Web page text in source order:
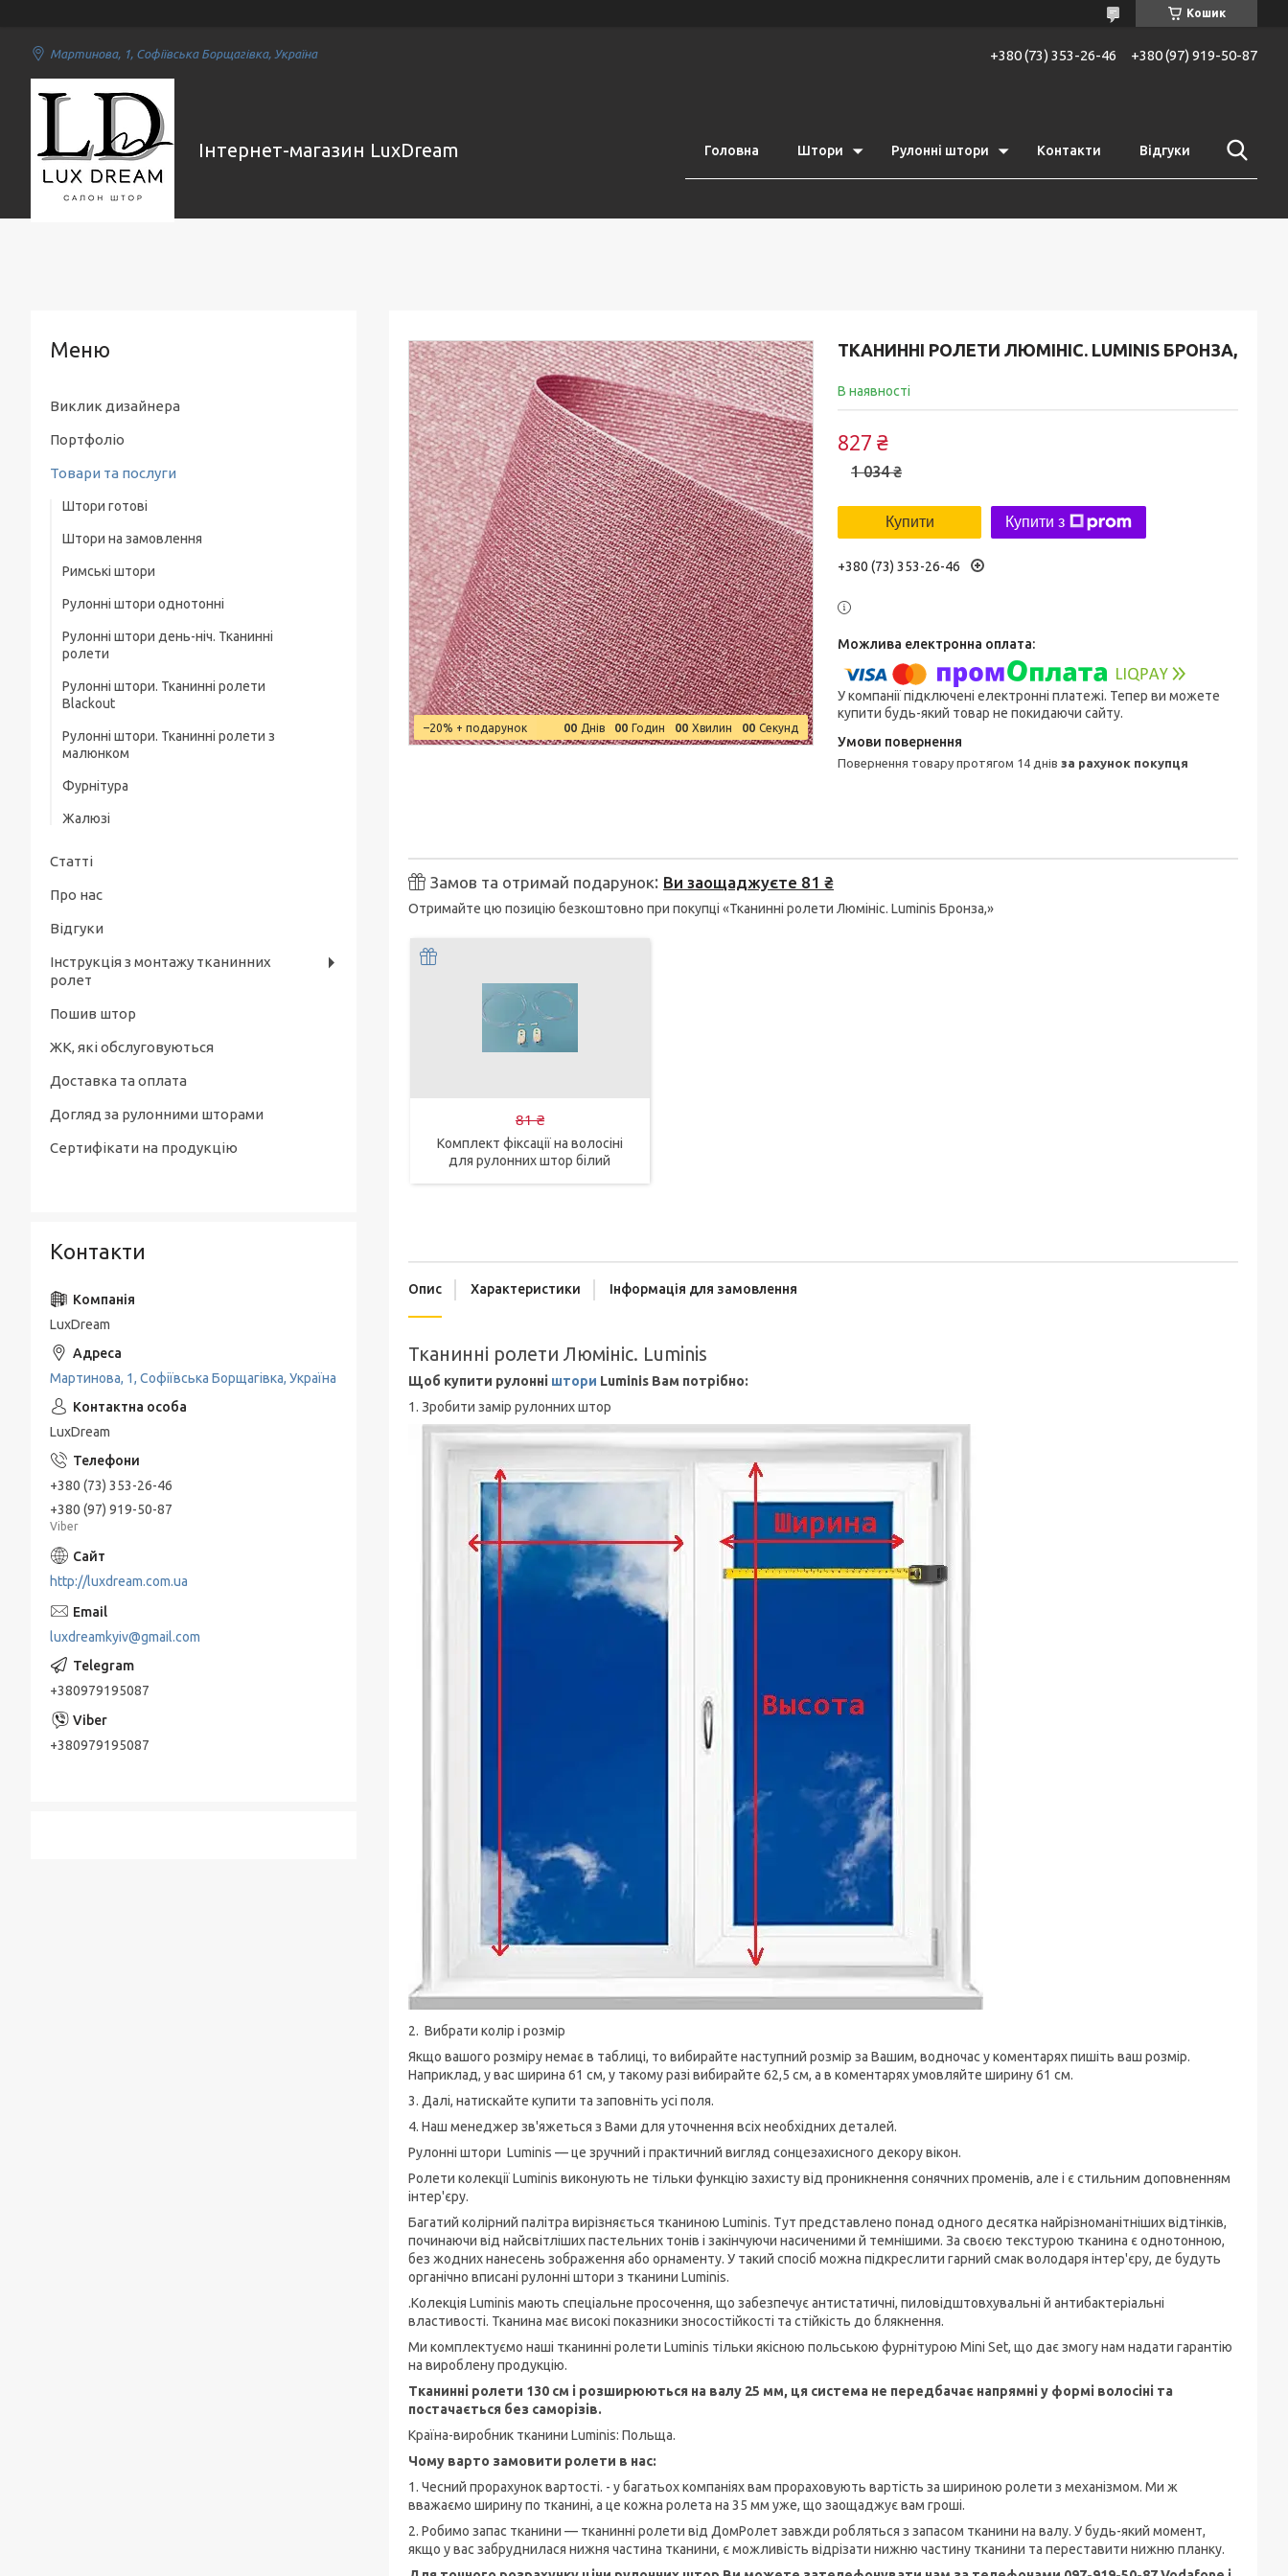
Кошик
Мартинова, 1, Софіївська Борщагівка, Україна +380 (73) 353-26-46 +380 (97) 919-50-87
Інтернет-магазин LuxDream Головна Штори Рулонні штори Контакти Відгуки
ТКАНИННІ РОЛЕТИ ЛЮМІНІС. LUMINIS БРОНЗА,
В наявності
1 034 ₴
827 ₴
Купити Купити з
+380 (73) 353-26-46
У компанії підключені електронні платежі. Тепер ви можете
купити будь-який товар не покидаючи сайту.
повернення товару протягом 14 днів за рахунок покупця
–20% 00 Днів 00 Годин 00 Хвилин 00 Секунд
Замов та отримай подарунок Ви заощаджуєте 81 ₴
Отримайте цю позицію безкоштовно при покупці «Тканинні ролети Люмініс. Luminis Бронза,»
81 ₴
Комплект фіксації на волосіні
для рулонних штор білий
Опис Характеристики Інформація для замовлення
Тканинні ролети Люмініс. Luminis
Щоб купити рулонні штори Luminis Вам потрібно:
1. Зробити замір рулонних штор
2. Вибрати колір і розмір
Якщо вашого розміру немає в таблиці, то вибирайте наступний розмір за Вашим, водночас у коментарях пишіть ваш розмір.
Наприклад, у вас ширина 61 см, у такому разі вибирайте 62,5 см, а в коментарях умовляйте ширину 61 см.
3. Далі, натискайте купити та заповніть усі поля.
4. Наш менеджер зв'яжеться з Вами для уточнення всіх необхідних деталей.
Рулонні штори Luminis — це зручний і практичний вигляд сонцезахисного декору вікон.
Ролети колекції Luminis виконують не тільки функцію захисту від проникнення сонячних променів, але і є стильним доповненням
інтер'єру.
Багатий колірний палітра вирізняється тканиною Luminis. Тут представлено понад одного десятка найрізноманітніших відтінків,
починаючи від найсвітліших пастельних тонів і закінчуючи насиченими й темнішими. За своєю текстурою тканина є однотонною,
без жодних нанесень зображення або орнаменту. У такий спосіб можна підкреслити гарний смак володаря інтер'єру, де будуть
органічно вписані рулонні штори з тканини Luminis.
.Колекція Luminis мають спеціальне просочення, що забезпечує антистатичні, пиловідштовхувальні й антибактеріальні
властивості. Тканина має високі показники зносостійкості та стійкість до блякнення.
Ми комплектуємо наші тканинні ролети Luminis тільки якісною польською фурнітурою Mini Set, що дає змогу нам надати гарантію
на вироблену продукцію.
Тканинні ролети 130 см і розширюються на валу 25 мм, ця система не передбачає напрямні у формі волосіні та
постачається без саморізів.
Країна-виробник тканини Luminis: Польща.
Чому варто замовити ролети в нас:
1. Чесний прорахунок вартості. - у багатьох компаніях вам прораховують вартість за шириною ролети з механізмом. Ми ж
вважаємо ширину по тканині, а це кожна ролета на 35 мм уже, що заощаджує вам гроші.
2. Робимо запас тканини — тканинні ролети від ДомРолет завжди робляться з запасом тканини на валу. У будь-який момент,
якщо у вас забруднилася нижня частина тканини, є можливість відрізати нижню частину тканини та переставити нижню планку.
Виклик дизайнера
Портфоліо
Товари та послуги
Штори готові
Фурнітура для штор
Тюль
Штори на замовлення
Римські штори
Рулонні штори однотонні
Рулонні штори Льон. Тканинні ролети
Лен
Рулонні штори Lazur. Тканинні ролети
Рулонні штори Berlin. Тканинні ролети
Рулонні штори Screen. Тканинні ролети
Рулонні штори А. Тканинні ролети А
Рулонні штори Luminis. Тканинні ролети
Рулонні штори Miracle. Тканинні ролети
Рулонні штори день-ніч. Тканинні
ролети
Рулонні штори. Тканинні ролети день-ніч
Однотонні
Рулонні штори день-ніч з фактурою.
Тканинні ролети день-ніч
Рулонні штори день-ніч під натуральні.
Тканинні ролети день-ніч
Рулонні штори день-ніч Blackout.
Рулонні штори. Тканинні ролети
Blackout
Рулонні штори. Тканинні ролети з
малюнком
Фурнітура
Жалюзі
Статті
Про нас
Відгуки
Інструкція з монтажу тканинних
ролет
Пошив штор
ЖК, які обслуговуються
Доставка та оплата
Догляд за рулонними шторами
Сертифікати на продукцію
Контакти
LuxDream
Мартинова, 1, Софіївська Борщагівка, Україна
LuxDream
+380 (73) 353-26-46
+380 (97) 919-50-87
Viber
http://luxdream.com.ua
luxdreamkyiv@gmail.com
+380979195087
+380979195087